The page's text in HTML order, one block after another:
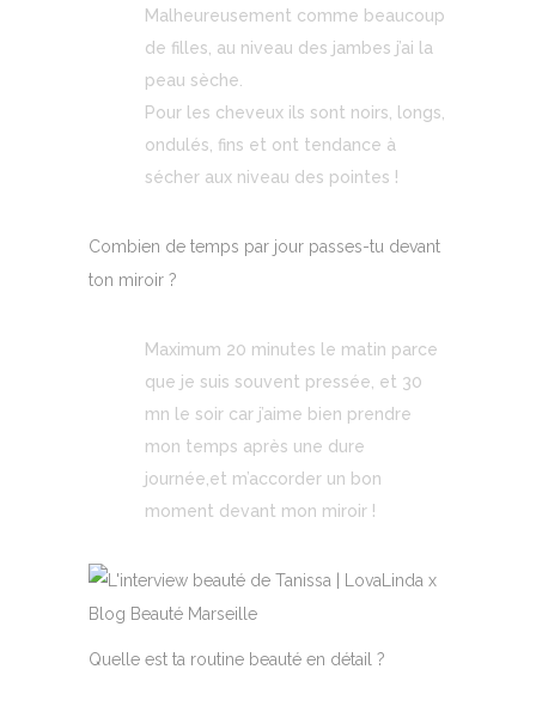
Malheureusement comme beaucoup
de filles, au niveau des jambes j’ai la
peau sèche.
Pour les cheveux ils sont noirs, longs,
ondulés, fins et ont tendance à
sécher aux niveau des pointes !
Combien de temps par jour passes-tu devant
ton miroir ?
Maximum 20 minutes le matin parce
que je suis souvent pressée, et 30
mn le soir car j’aime bien prendre
mon temps après une dure
journée,et m’accorder un bon
moment devant mon miroir !
Quelle est ta routine beauté en détail ?